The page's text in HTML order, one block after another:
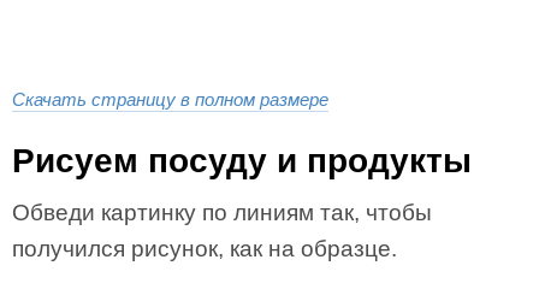
Скачать страницу в полном размере
Рисуем посуду и продукты
Обведи картинку по линиям так, чтобы
получился рисунок, как на образце.